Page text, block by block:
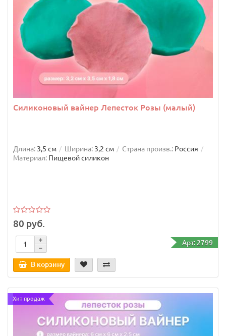
Силиконовый вайнер Лепесток Розы (малый)
Длина: 3,5 см Ширина: 3,2 см Страна произв.: Россия
Материал: Пищевой силикон
80 руб.
Арт: 2799
В корзину
Хит продаж